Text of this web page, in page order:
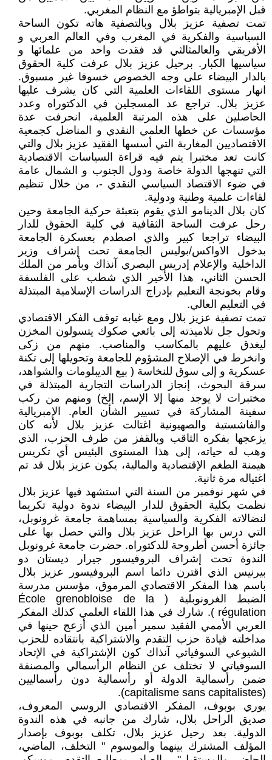
قبل الإمبريالية بتواطؤ مع النظام المغربي.
تمت تصفية عزيز بلال وبالتصفية هاته تكون الساحة
السياسية والفكرية في المغرب وفي العالم العربي و
الأفريقي والعالمثالثي قد فقدت واحد من علمائها و
سياسيها الكبار. برحيل عزيز بلال عرفت كلية الحقوق
بالدار البيضاء على وجه الخصوص خسوفا غير مسبوق.
انهار مستوى اللقاءات العلمية التي كان يشرف عليها
عزيز بلال. تراجع عد المسجلين في الدكتوراه وعدد
الحاصلين على هذه المرتبة العلمية، انحرفت عدة
مؤسسات عن خطها العلمي النقدي و المناضل كجمعية
الاقتصاديين المغاربة التي أسسها الفقيد عزيز بلال والتي
كانت تعد مختبرا يتم فيه قراءة السياسات الاقتصادية
التي تنهجها الدولة خاصة ودول الجنوب و الشمال عامة
في ضوء الاقتصاد السياسي النقدي -، من خلال تنظيم
لقاءات علمية وطنية ودولية.
كان بلال الدينامو الذي يقوم بتعبئة حركية الجامعة وحين
رحل عرفت الساحة الثقافية في كلية الحقوق للدار
البيضاء تراجعا كبير والذي اصطدم بعسكرة الجامعة
بدخول الاواكس/بوليس الجامعة تحت إشراف وزير
الداخلية والإعلام إدريس البصري آنذاك وبأمر من الملك
الحسن الثاني، هذا الأخير الذي شطب على الفلسفة
وقام بخونجة التعليم بإدراج الدراسات الإسلامية المبتذلة
في التعليم العالي.
تمت تصفية عزيز بلال ومع غيابه توقف الفكر الاقتصادي
وتحول جل تلاميذته إلى بائعي صكوك يتسولون المخزن
ليغدق عليهم بالمكاسب والمناصب. منهم من زكى
وانخرط في الإصلاح المشؤوم للجامعة وتحويلها إلى تكنة
عسكرية و إلى سوق للنخاسة ( بيع الديبلومات والشواهد،
سرقة البحوث، إنجاز الدراسات التجارية المبتذلة في
مختبرات لا يوجد منها إلا الإسم، إلخ) ومنهم من ركب
سفينة المشاركة في تسيير الشأن العام. الإمبريالية
والفاشستية والصهيونية اغتالت عزيز بلال لأنه كان
يزعجها بفكره الثاقب وبالقفز من طرف الحزب، الذي
وهب له حياته، إلى هذا المستوى البئيس أي تكريس
هيمنة الطغم الإقتصادية والمالية، يكون عزيز بلال قد تم
اغتياله مرة ثانية.
في شهر نوفمبر من السنة التي استشهد فيها عزيز بلال
نظمت بكلية الحقوق للدار البيضاء ندوة دولية تكريما
لنضالاته الفكرية والسياسية بمساهمة جامعة غرونوبل،
التي درس بها الراحل عزيز بلال والتي حصل بها على
جائزة أحسن أطروحة للدكتوراه. حضرت جامعة غرونوبل
الندوة تحت إشراف البروفيسور جيرار ديستان دو
بيرنيس الذي اقترن دائما اسم البروفيسور عزيز بلال
باسم هذا المفكر الاقتصادي المرموق، مؤسس مدرسة
الضبط الغرونوبلية ( École grenobloise de la
régulation ). شارك في هذا اللقاء العلمي كذلك المفكر
العربي الأممي الفقيد سمير أمين الذي أزعج حينها في
مداخلته قيادة حزب التقدم والاشتراكية بانتقاده للحزب
الشيوعي السوفياتي آنذاك كون الإشتراكية في الإتحاد
السوفياتي لا تختلف عن النظام الرأسمالي والمصنفة
ضمن رأسمالية الدولة أو رأسمالية دون رأسماليين
(capitalisme sans capitalistes).
يوري بوبوف، المفكر الاقتصادي الروسي المعروف،
صديق الراحل بلال، شارك من جانبه في هذه الندوة
الدولية. بعد رحيل عزيز بلال، تكلف بوبوف بإصدار
المؤلف المشترك بينهما والموسوم " التخلف، الماضي،